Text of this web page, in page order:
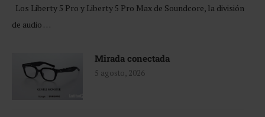
Los Liberty 5 Pro y Liberty 5 Pro Max de Soundcore, la división
de audio …
Mirada conectada
5 agosto, 2026